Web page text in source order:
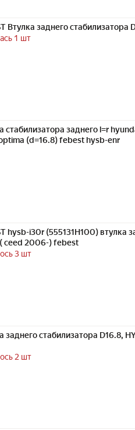
Втулка заднего стабилизатора
1 шт
стабилизатора заднего l=r
(d=16.8) febest hysb-enr
hysb-i30r (555131H100) втулка
ceed 2006-) febest
3 шт
заднего стабилизатора D16.8,
2 шт